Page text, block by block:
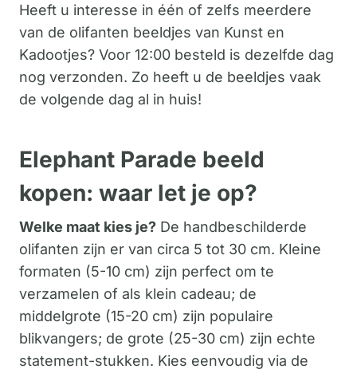
Heeft u interesse in één of zelfs meerdere
van de olifanten beeldjes van Kunst en
Kadootjes? Voor 12:00 besteld is dezelfde dag
nog verzonden. Zo heeft u de beeldjes vaak
de volgende dag al in huis!
Elephant Parade beeld
kopen: waar let je op?
Welke maat kies je? De handbeschilderde
olifanten zijn er van circa 5 tot 30 cm. Kleine
formaten (5-10 cm) zijn perfect om te
verzamelen of als klein cadeau; de
middelgrote (15-20 cm) zijn populaire
blikvangers; de grote (25-30 cm) zijn echte
statement-stukken. Kies eenvoudig via de